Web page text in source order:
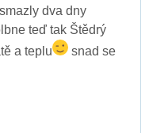
dva dny
teď tak Štědrý
a teplu
snad se